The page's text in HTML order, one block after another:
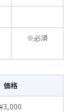
※必須
価格
¥3,000